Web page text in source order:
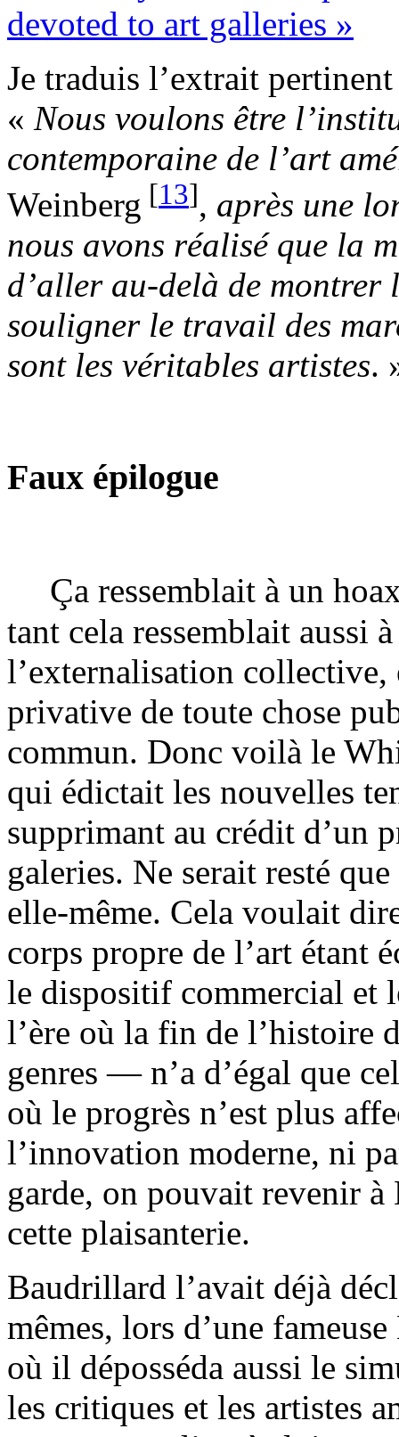
devoted to art galleries »
Je traduis l’extrait
« Nous voulons être
contemporaine de l’art
Weinberg [13], après une
nous avons réalisé que la
d’aller au-delà de montrer
souligner le travail des
sont les véritables artistes.
Faux épilogue
Ça ressemblait à un
tant cela ressemblait aussi
l’externalisation collective,
privative de toute chose
commun. Donc voilà le
qui édictait les nouvelles
supprimant au crédit d’un
galeries. Ne serait resté
elle-même. Cela voulait
corps propre de l’art étant
le dispositif commercial et
l’ère où la fin de l’histoire
genres — n’a d’égal que
où le progrès n’est plus
l’innovation moderne, ni
garde, on pouvait revenir
cette plaisanterie.
Baudrillard l’avait déjà
mêmes, lors d’une
où il déposséda aussi le
les critiques et les artistes